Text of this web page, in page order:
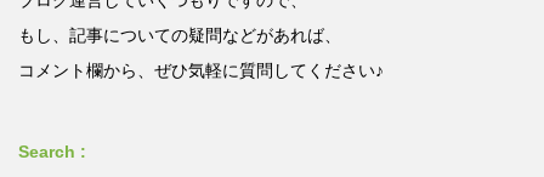
もし、記事についての疑問などがあれば、
コメント欄から、ぜひ気軽に質問してください♪
Search :